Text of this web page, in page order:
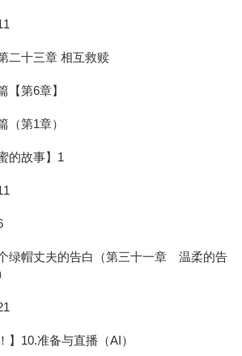
二十三章 相互救赎
【第6章】
（第1章）
的故事】1
绿帽丈夫的告白（第三十一章 温柔的告
】10.准备与直播（AI）